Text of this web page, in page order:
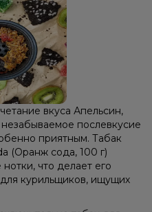
вкуса Апельсин,
послевкусие
приятным. Табак
(Оранж сода, 100 г)
что делает его
курильщиков, ищущих